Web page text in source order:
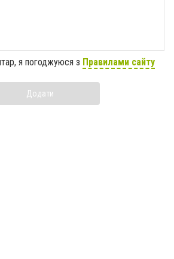
я погоджуюся з Правилами сайту
Додати